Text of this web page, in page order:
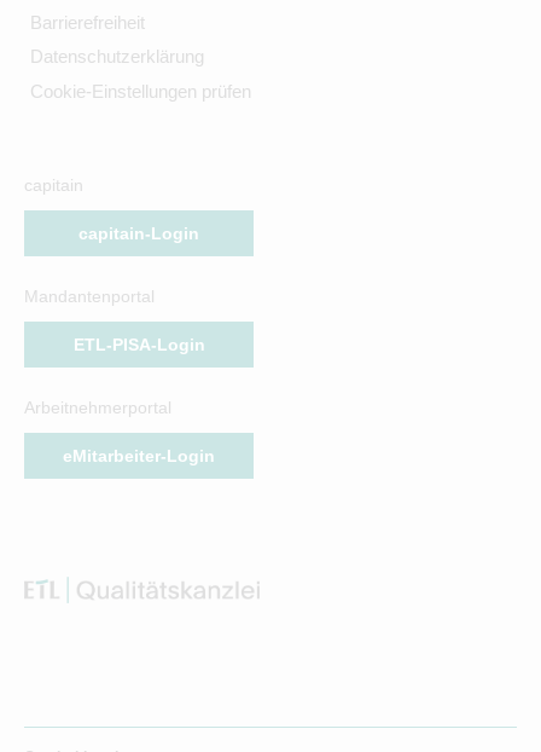
Barrierefreiheit
Datenschutzerklärung
Cookie-Einstellungen prüfen
capitain
capitain-Login
Mandantenportal
ETL-PISA-Login
Arbeitnehmerportal
eMitarbeiter-Login